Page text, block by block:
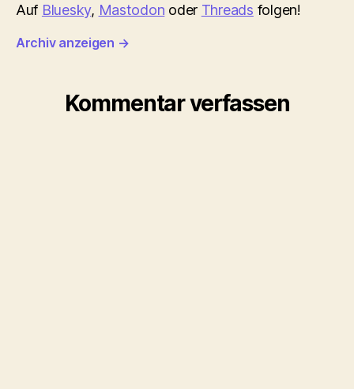
Auf Bluesky, Mastodon oder Threads folgen!
Archiv anzeigen →
Kommentar verfassen